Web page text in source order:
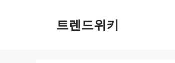
트렌드위키